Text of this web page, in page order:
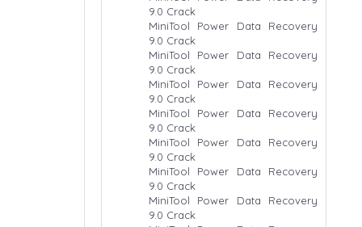
9.0 Crack
MiniTool Power Data Recovery
9.0 Crack
MiniTool Power Data Recovery
9.0 Crack
MiniTool Power Data Recovery
9.0 Crack
MiniTool Power Data Recovery
9.0 Crack
MiniTool Power Data Recovery
9.0 Crack
MiniTool Power Data Recovery
9.0 Crack
MiniTool Power Data Recovery
9.0 Crack